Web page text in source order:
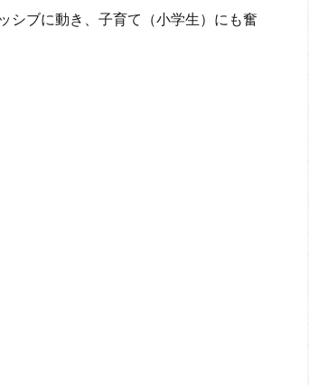
シブに動き、子育て（小学生）にも奮